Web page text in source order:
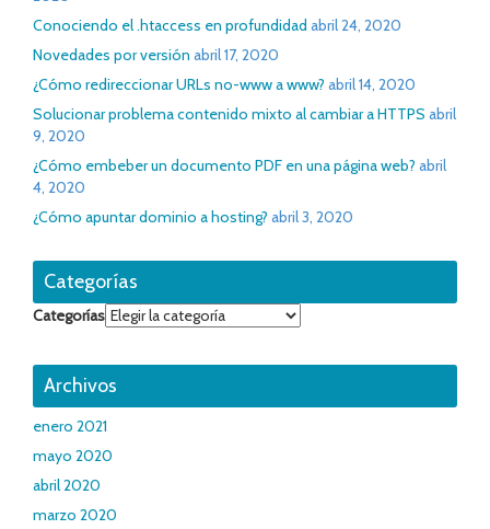
Conociendo el .htaccess en profundidad abril 24, 2020
Novedades por versión abril 17, 2020
¿Cómo redireccionar URLs no-www a www? abril 14, 2020
Solucionar problema contenido mixto al cambiar a HTTPS abril
9, 2020
¿Cómo embeber un documento PDF en una página web? abril
4, 2020
¿Cómo apuntar dominio a hosting? abril 3, 2020
Categorías
Categorías
Archivos
enero 2021
mayo 2020
abril 2020
marzo 2020